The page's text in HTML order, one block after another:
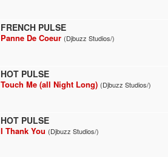
FRENCH PULSE
Panne De Coeur (Djbuzz Studios/)
HOT PULSE
Touch Me (all Night Long) (Djbuzz Studios/)
HOT PULSE
I Thank You (Djbuzz Studios/)